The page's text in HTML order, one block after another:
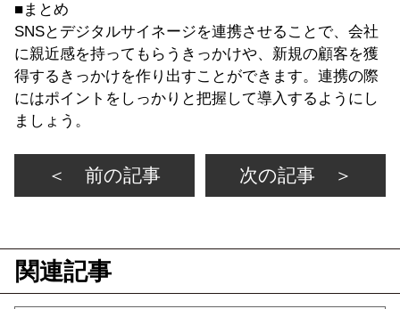
■まとめ
SNSとデジタルサイネージを連携させることで、会社
に親近感を持ってもらうきっかけや、新規の顧客を獲
得するきっかけを作り出すことができます。連携の際
にはポイントをしっかりと把握して導入するようにし
ましょう。
＜ 前の記事 次の記事 ＞
関連記事